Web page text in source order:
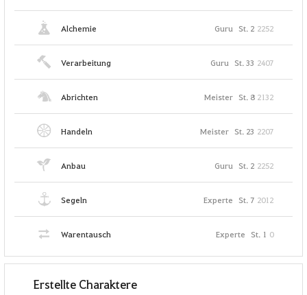
Alchemie Guru St. 2 2252
Verarbeitung Guru St. 33 2407
Abrichten Meister St. 8 2132
Handeln Meister St. 23 2207
Anbau Guru St. 2 2252
Segeln Experte St. 7 2012
Warentausch Experte St. 1 0
Erstellte Charaktere